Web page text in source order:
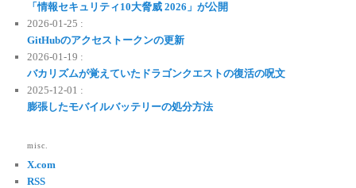
「情報セキュリティ10大脅威 2026」が公開
2026-01-25 :
GitHubのアクセストークンの更新
2026-01-19 :
バカリズムが覚えていたドラゴンクエストの復活の呪文
2025-12-01 :
膨張したモバイルバッテリーの処分方法
misc.
X.com
RSS